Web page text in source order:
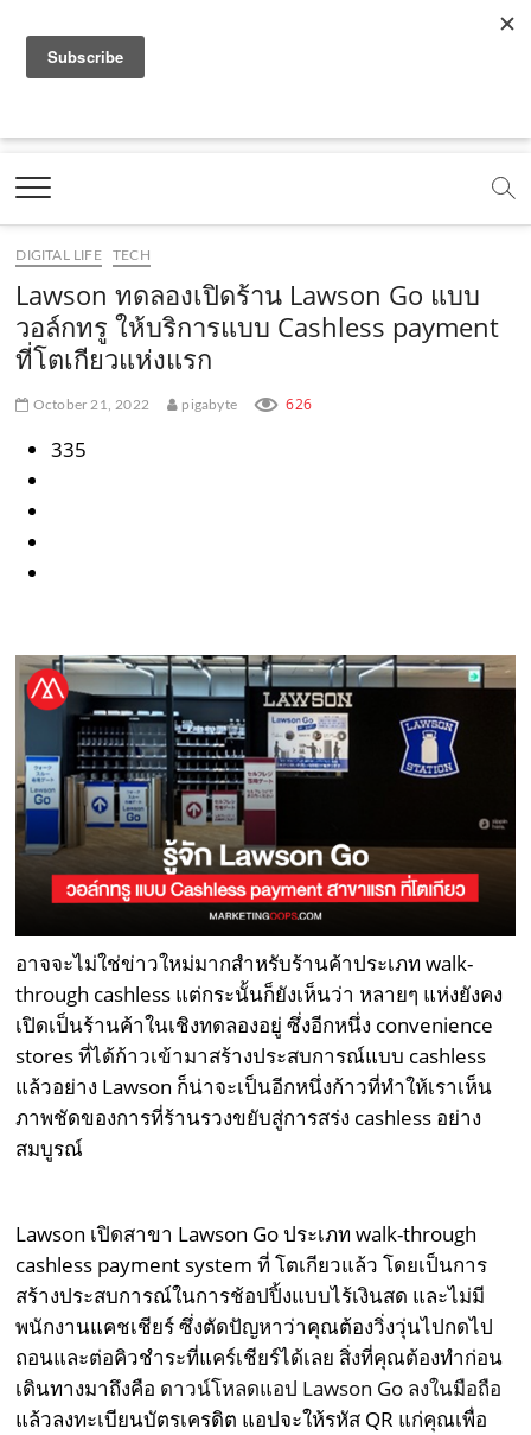
a
e
b
o
o
k
.
c
o
o
t
b
e
.
c
o
m
.
o
e
m
e
t
g
a
m
.
t
k
c
m
Marketing Oops!
DIGITAL | CREATIVE | ADVERTISING | CAMPAIGN |
DIGITAL LIFE TECH
Lawson ทดลองเปิดร้าน Lawson Go แบบ
วอล์กทรู ให้บริการแบบ Cashless payment
ที่โตเกียวแห่งแรก
October 21, 2022 pigabyte 626
335
อาจจะไม่ใช่ข่าวใหม่มากสำหรับร้านค้าประเภท walk-
through cashless แต่กระนั้นก็ยังเห็นว่า หลายๆ แห่งยังคง
เปิดเป็นร้านค้าในเชิงทดลองอยู่ ซึ่งอีกหนึ่ง convenience
stores ที่ได้ก้าวเข้ามาสร้างประสบการณ์แบบ cashless
แล้วอย่าง Lawson ก็น่าจะเป็นอีกหนึ่งก้าวที่ทำให้เราเห็น
ภาพชัดของการที่ร้านรวงขยับสู่การสร่ง cashless อย่าง
สมบูรณ์
Lawson เปิดสาขา Lawson Go ประเภท walk-through
cashless payment system ที่ โตเกียวแล้ว โดยเป็นการ
สร้างประสบการณ์ในการช้อปปิ้งแบบไร้เงินสด และไม่มี
พนักงานแคชเชียร์ ซึ่งตัดปัญหาว่าคุณต้องวิ่งวุ่นไปกดไป
ถอนและต่อคิวชำระที่แคร์เชียร์ได้เลย สิ่งที่คุณต้องทําก่อน
เดินทางมาถึงคือ ดาวน์โหลดแอป Lawson Go ลงในมือถือ
แล้วลงทะเบียนบัตรเครดิต แอปจะให้รหัส QR แก่คุณเพื่อ